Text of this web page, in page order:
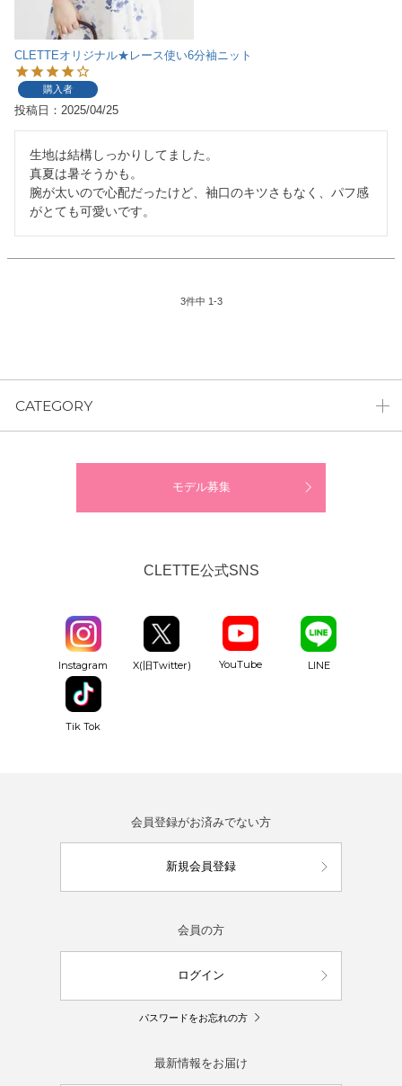
CLETTEオリジナル★レース使い6分袖ニット
購入者
投稿日 2025/04/25
生地は結構しっかりしてました。
真夏は暑そうかも。
腕が太いので心配だったけど、袖口のキツさもなく、パフ感
がとても可愛いです。
3件中 1-3
CATEGORY
モデル募集
CLETTE公式SNS
Instagram X(旧Twitter) YouTube LINE
Tik Tok
会員登録がお済みでない方
新規会員登録
会員の方
ログイン
パスワードをお忘れの方
最新情報をお届け